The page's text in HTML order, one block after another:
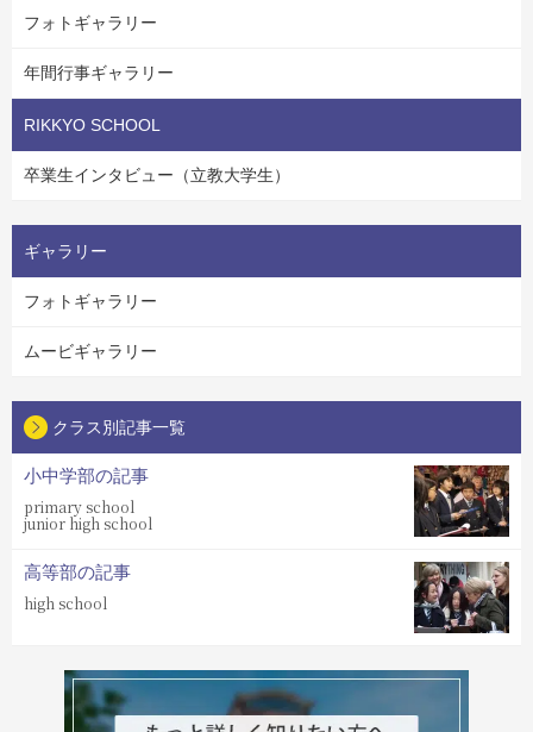
フォトギャラリー
年間行事ギャラリー
RIKKYO SCHOOL
卒業生インタビュー（立教大学生）
ギャラリー
フォトギャラリー
ムービギャラリー
クラス別記事一覧
小中学部の記事
primary school
junior high school
高等部の記事
high school